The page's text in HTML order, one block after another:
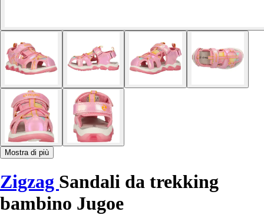
Mostra di più
Zigzag Sandali da trekking
bambino Jugoe